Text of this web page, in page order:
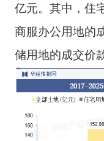
亿元。其中，住
商服办公用地的
储用地的成交价